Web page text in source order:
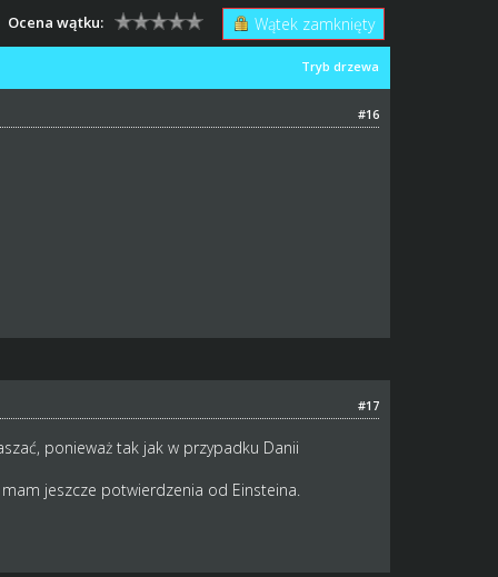
Wątek zamknięty
Ocena wątku:
Tryb drzewa
#16
#17
ponieważ tak jak w przypadku Danii
jeszcze potwierdzenia od Einsteina.